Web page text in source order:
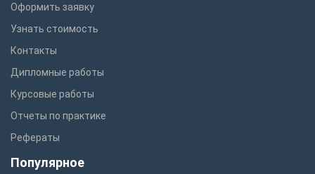
Оформить заявку
Узнать стоимость
Контакты
Дипломные работы
Курсовые работы
Отчеты по практике
Рефераты
Популярное